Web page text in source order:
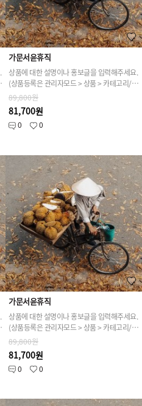
가문서윤휴직
상품에 대한 설명이나 홍보글을 입력해주세요.
(상품등록은 관리자모드 > 상품 > 카테고리/상품관리 > 상품등록 가능)
89,800원
81,700원
0 0
가문서윤휴직
상품에 대한 설명이나 홍보글을 입력해주세요.
(상품등록은 관리자모드 > 상품 > 카테고리/상품관리 > 상품등록 가능)
89,800원
81,700원
0 0